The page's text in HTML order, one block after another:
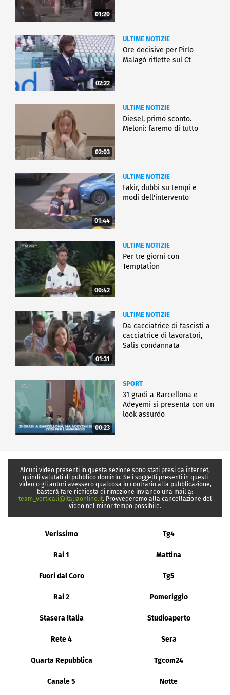
01:20
02:22
ULTIME NOTIZIE
Ore decisive per Pirlo
Malagò riflette sul Ct
02:03
ULTIME NOTIZIE
Diesel, primo sconto.
Meloni: faremo di tutto
01:44
ULTIME NOTIZIE
Fakir, dubbi su tempi e
modi dell'intervento
00:42
ULTIME NOTIZIE
Per tre giorni con
Temptation
01:31
ULTIME NOTIZIE
Da cacciatrice di fascisti a
cacciatrice di lavoratori,
Salis condannata
00:23
SPORT
31 gradi a Barcellona e
Adeyemi si presenta con un
look assurdo
Alcuni video presenti in questa sezione sono stati presi da internet,
quindi valutati di pubblico dominio. Se i soggetti presenti in questi
video o gli autori avessero qualcosa in contrario alla pubblicazione,
basterà fare richiesta di rimozione inviando una mail a:
team_verticali@italiaonline.it. Provvederemo alla cancellazione del
video nel minor tempo possibile.
Verissimo Tg4
Rai 1 Mattina
Fuori dal Coro Tg5
Rai 2 Pomeriggio
Stasera Italia Studioaperto
Rete 4 Sera
Quarta Repubblica Tgcom24
Canale 5 Notte